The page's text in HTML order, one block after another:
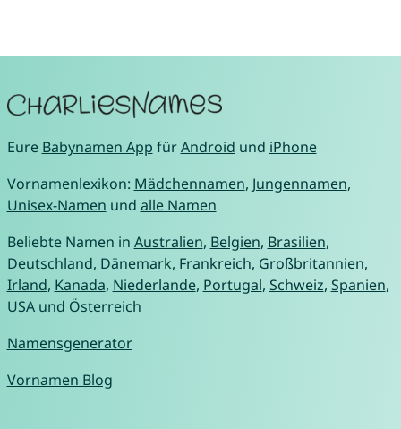
Eure Babynamen App fürAndroid und iPhone
Vornamenlexikon: Mädchennamen, Jungennamen,
Unisex-Namen und alle Namen
Beliebte Namen in Australien, Belgien, Brasilien,
Deutschland, Dänemark, Frankreich, Großbritannien,
Irland, Kanada, Niederlande, Portugal, Schweiz, Spanien,
USAund Österreich
Namensgenerator
Vornamen Blog